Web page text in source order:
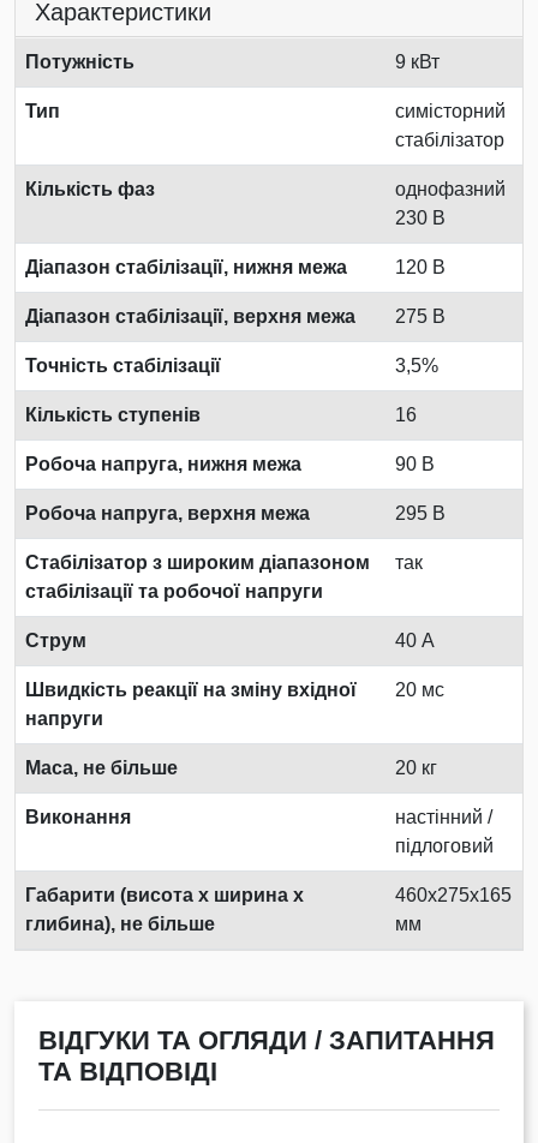
Характеристики
Потужність 9 кВт
Тип
симісторний
стабілізатор
Кількість фаз
однофазний
230 В
Діапазон стабілізації, нижня межа 120 В
Діапазон стабілізації, верхня межа 275 В
Точність стабілізації 3,5%
Кількість ступенів 16
Робоча напруга, нижня межа 90 В
Робоча напруга, верхня межа 295 В
Стабілізатор з широким діапазоном
стабілізації та робочої напруги
так
Струм 40 А
Швидкість реакції на зміну вхідної
напруги
20 мс
Маса, не більше 20 кг
Виконання
настінний /
підлоговий
Габарити (висота х ширина х
глибина), не більше
460х275х165
мм
ВІДГУКИ ТА ОГЛЯДИ / ЗАПИТАННЯ
ТА ВІДПОВІДІ